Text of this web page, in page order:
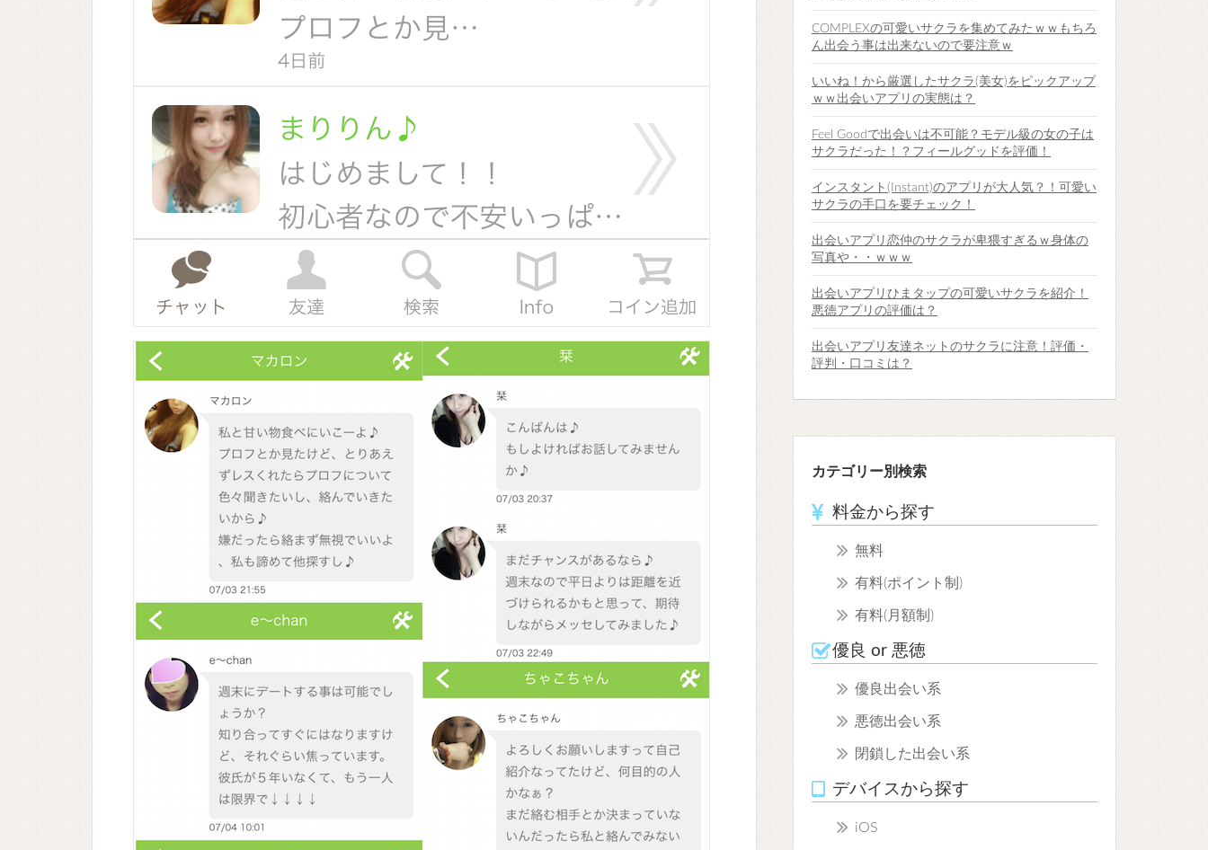
COMPLEXの可愛いサクラを集めてみたｗｗもちろ
ん出会う事は出来ないので要注意ｗ
いいね！から厳選したサクラ(美女)をピックアップ
ｗｗ出会いアプリの実態は？
Feel Goodで出会いは不可能？モデル級の女の子は
サクラだった！？フィールグッドを評価！
インスタント(Instant)のアプリが大人気？！可愛い
サクラの手口を要チェック！
出会いアプリ恋仲のサクラが卑猥すぎるｗ身体の
写真や・・ｗｗｗ
出会いアプリひまタップの可愛いサクラを紹介！
悪徳アプリの評価は？
出会いアプリ友達ネットのサクラに注意！評価・
評判・口コミは？
カテゴリー別検索
料金から探す
無料
有料(ポイント制)
有料(月額制)
優良 or 悪徳
優良出会い系
悪徳出会い系
閉鎖した出会い系
デバイスから探す
iOS